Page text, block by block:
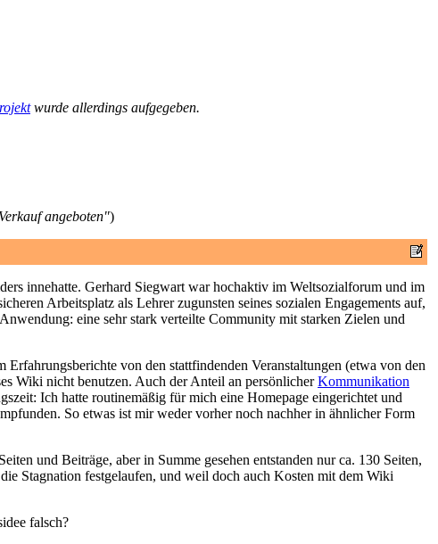
wurde allerdings aufgegeben.
angeboten")
innehatte. Gerhard Siegwart war hochaktiv im Weltsozialforum und im
Arbeitsplatz als Lehrer zugunsten seines sozialen Engagements auf,
eine sehr stark verteilte Community mit starken Zielen und
von den stattfindenden Veranstaltungen (etwa von den
Wiki nicht benutzen. Auch der Anteil an persönlicherKommunikation
Ich hatte routinemäßig für mich eine Homepage eingerichtet und
So etwas ist mir weder vorher noch nachher in ähnlicher Form
und Beiträge, aber in Summe gesehen entstanden nur ca. 130 Seiten,
Stagnation festgelaufen, und weil doch auch Kosten mit dem Wiki
falsch?